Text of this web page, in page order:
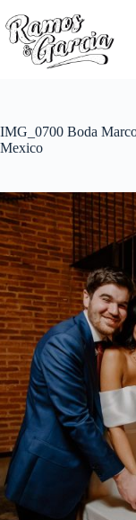
IMG_0700 Boda
Mexico